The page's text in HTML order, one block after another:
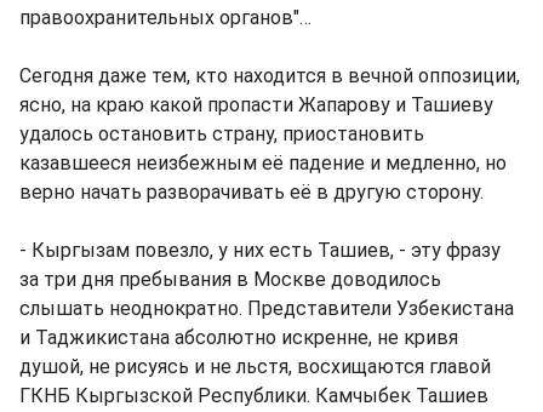
правоохранительных органов"…
Сегодня даже тем, кто находится в вечной оппозиции,
ясно, на краю какой пропасти Жапарову и Ташиеву
удалось остановить страну, приостановить
казавшееся неизбежным её падение и медленно, но
верно начать разворачивать её в другую сторону.
- Кыргызам повезло, у них есть Ташиев, - эту фразу
за три дня пребывания в Москве доводилось
слышать неоднократно. Представители Узбекистана
и Таджикистана абсолютно искренне, не кривя
душой, не рисуясь и не льстя, восхищаются главой
ГКНБ Кыргызской Республики. Камчыбек Ташиев